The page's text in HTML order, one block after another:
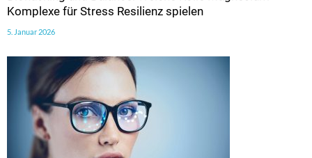
Komplexe für Stress Resilienz spielen
5. Januar 2026